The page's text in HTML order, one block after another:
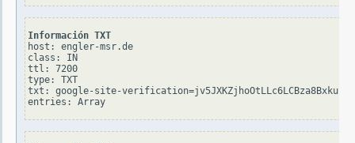
Información TXT
host: engler-msr.de
class: IN
ttl: 7200
type: TXT
txt: google-site-